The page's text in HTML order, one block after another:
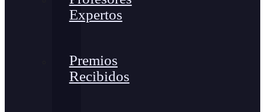
Expertos
Premios
Recibidos